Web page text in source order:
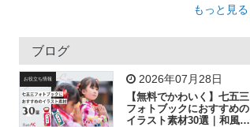
トラック 木
吹き出し
飛行機 グラフ ビル 魚 家族 書類
歩く 工場 会社 太陽 キラキラ
もっと見る
ブログ
お役立ち情報 2026年07月28日
【無料でかわいく】七五三
フォトブックにおすすめの
イラスト素材30選｜和風の